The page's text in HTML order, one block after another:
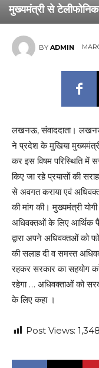
मुख्यमंत्री से टेलीफोनिक
BY ADMIN
लखनऊ, संवाददाता। लखनऊ
ने प्रदेश के मुखिया
कर इस विषम परिस्थिति में
किए जा रहे प्रयासों की
से अवगत कराया एवं
की मांग की। मुख्यमंत्री
अधिवक्तओं के लिए आर्थिक
द्वारा अपने अधिवक्तओं को
की सलाह दी व समस्त
रहकर सरकार का सहयोग
रहेगा … अधिवक्ताओं को
के लिए कहा ।
Post Views: 1,348